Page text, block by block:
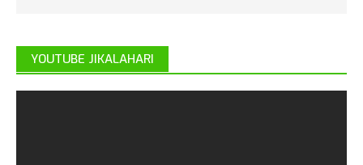
YOUTUBE JIKALAHARI